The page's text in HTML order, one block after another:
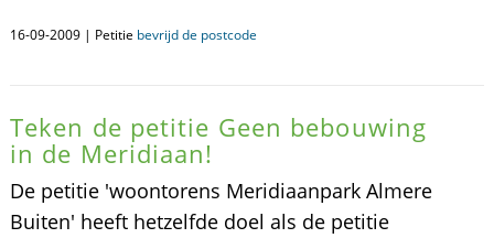
16-09-2009 | Petitie bevrijd de postcode
Teken de petitie Geen bebouwing
in de Meridiaan!
De petitie 'woontorens Meridiaanpark Almere
Buiten' heeft hetzelfde doel als de petitie